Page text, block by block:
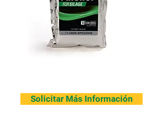
Solicitar Más Información